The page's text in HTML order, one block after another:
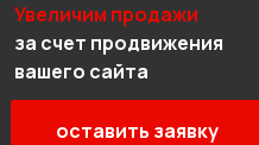
Увеличим продажи
за счет продвижения
вашего сайта
оставить заявку